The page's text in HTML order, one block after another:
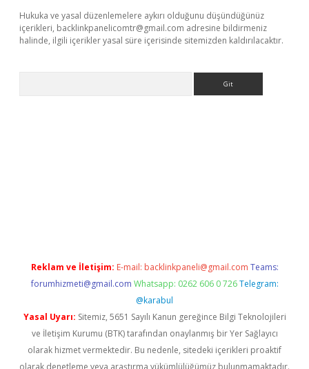
Hukuka ve yasal düzenlemelere aykırı olduğunu düşündüğünüz
içerikleri, backlinkpanelicomtr@gmail.com adresine bildirmeniz
halinde, ilgili içerikler yasal süre içerisinde sitemizden kaldırılacaktır.
Reklam ve İletişim: E-mail: backlinkpaneli@gmail.com Teams:
forumhizmeti@gmail.com Whatsapp: 0262 606 0 726 Telegram:
@karabul
Yasal Uyarı: Sitemiz, 5651 Sayılı Kanun gereğince Bilgi Teknolojileri
ve İletişim Kurumu (BTK) tarafından onaylanmış bir Yer Sağlayıcı
olarak hizmet vermektedir. Bu nedenle, sitedeki içerikleri proaktif
olarak denetleme veya araştırma yükümlülüğümüz bulunmamaktadır.